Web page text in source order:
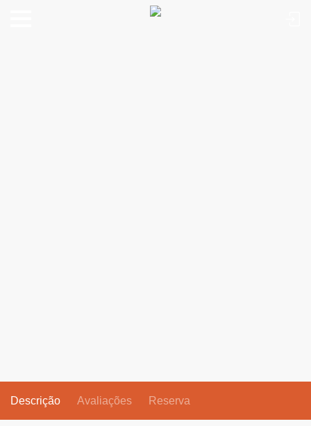
Descrição Avaliações Reserva